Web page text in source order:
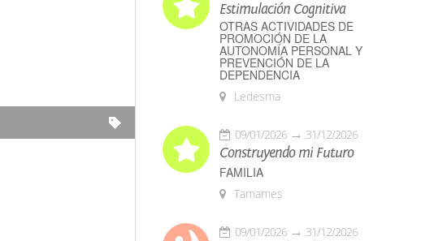
Estimulación Cognitiva
OTRAS ACTIVIDADES DE
PROMOCIÓN DE LA
AUTONOMÍA PERSONAL Y
PREVENCIÓN DE LA
DEPENDENCIA
Ledesma
09/01/2026 31/12/2026
Construyendo mi Futuro
FAMILIA
Tamames
09/01/2026 31/12/2026